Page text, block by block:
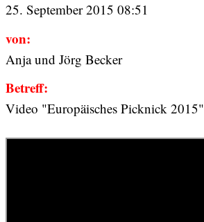
25. September 2015 08:51
von:
Anja und Jörg Becker
Betreff:
Video "Europäisches Picknick 2015"